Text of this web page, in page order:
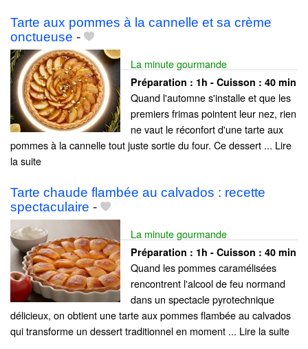
Tarte aux pommes à la cannelle et sa crème
onctueuse -
La minute gourmande
Préparation : 1h - Cuisson : 40 min
Quand l'automne s'installe et que les
premiers frimas pointent leur nez, rien
ne vaut le réconfort d'une tarte aux
pommes à la cannelle tout juste sortie du four. Ce dessert ... Lire
la suite
Tarte chaude flambée au calvados : recette
spectaculaire -
La minute gourmande
Préparation : 1h - Cuisson : 40 min
Quand les pommes caramélisées
rencontrent l'alcool de feu normand
dans un spectacle pyrotechnique
délicieux, on obtient une tarte aux pommes flambée au calvados
qui transforme un dessert traditionnel en moment ... Lire la suite